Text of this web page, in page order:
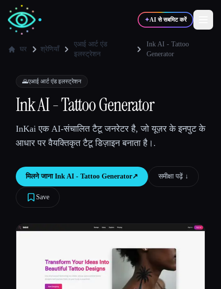
✦AI से सबमिट करें
💻 डेवलपर्स 📈मार्केटर्स
🎓विद्यार्थी 🎬क्रिएटर्स
ब्लॉग
घर श्रेणियाँ
एआई आर्ट एंड
इलस्ट्रेशन
Ink AI - Tattoo
Generator
🌄एआई आर्ट एंड इलस्ट्रेशन
Ink AI - Tattoo Generator
InKai एक AI-संचालित टैटू जनरेटर है, जो यूज़र के इनपुट के
आधार पर वैयक्तिकृत टैटू डिज़ाइन बनाता है।.
मिलने जाना Ink AI - Tattoo Generator↗︎ समीक्षा पढ़ें ↓︎
Save